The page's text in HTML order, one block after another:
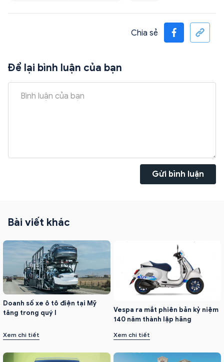
Chia sẻ
Để lại bình luận của bạn
Gửi bình luận
Bài viết khác
Doanh số xe ô tô điện tại Mỹ
tăng trong quý I
Xem chi tiết
Vespa ra mắt phiên bản kỷ niệm
140 năm thành lập hãng
Xem chi tiết